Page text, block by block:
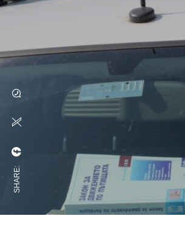
SHARE: